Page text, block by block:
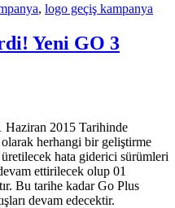
, logo geçiş kampanya
Yeni GO 3
Haziran 2015 Tarihinde
herhangi bir geliştirme
hata giderici sürümleri
ettirilecek olup 01
Bu tarihe kadar Go Plus
devam edecektir.